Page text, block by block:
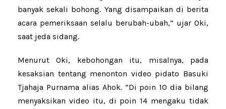
banyak sekali bohong. Yang disampaikan di berita
acara pemeriksaan selalu berubah-ubah,” ujar Oki,
saat jeda sidang.
Menurut Oki, kebohongan itu, misalnya, pada
kesaksian tentang menonton video pidato Basuki
Tjahaja Purnama alias Ahok. “Di poin 10 dia bilang
menyaksikan video itu, di poin 14 mengaku tidak